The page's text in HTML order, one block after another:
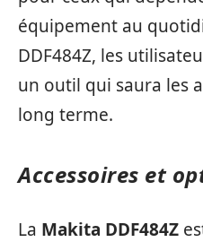
équipement au
DDF484Z, les
un outil qui saura les
long terme.
Accessoires et
La Makita DDF484Z